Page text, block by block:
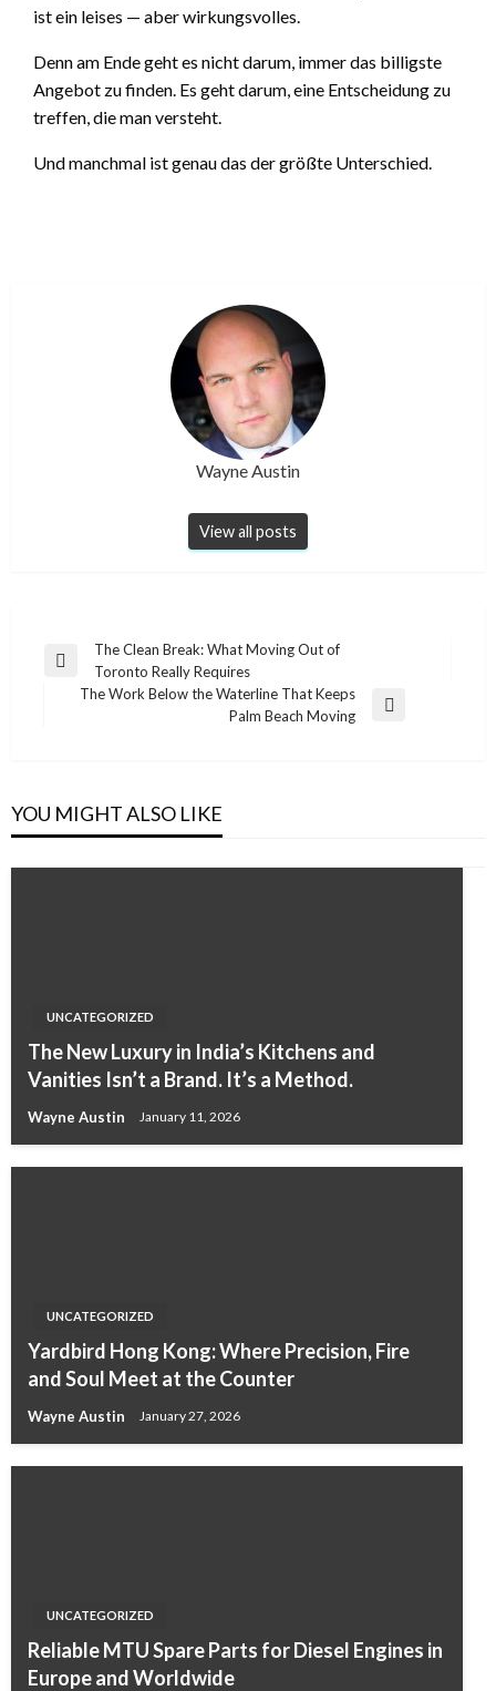
ist ein leises — aber wirkungsvolles.
Denn am Ende geht es nicht darum, immer das billigste
Angebot zu finden. Es geht darum, eine Entscheidung zu
treffen, die man versteht.
Und manchmal ist genau das der größte Unterschied.
Wayne Austin
View all posts
Post
navigation
Previous
The Clean Break: What Moving Out of
Toronto Really Requires
The Work Below the Waterline That Keeps
Palm Beach Moving
YOU MIGHT ALSO LIKE
UNCATEGORIZED
The New Luxury in India’s Kitchens and
Vanities Isn’t a Brand. It’s a Method.
Wayne Austin January 11, 2026
UNCATEGORIZED
Yardbird Hong Kong: Where Precision, Fire
and Soul Meet at the Counter
Wayne Austin January 27, 2026
UNCATEGORIZED
Reliable MTU Spare Parts for Diesel Engines in
Europe and Worldwide